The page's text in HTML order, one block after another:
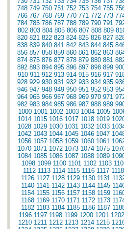
748 749 750 751 752 753 754 755
766 767 768 769 770 771 772 773
784 785 786 787 788 789 790 791
802 803 804 805 806 807 808 809
820 821 822 823 824 825 826 827
838 839 840 841 842 843 844 845
856 857 858 859 860 861 862 863
874 875 876 877 878 879 880 881
892 893 894 895 896 897 898 899
910 911 912 913 914 915 916 917
928 929 930 931 932 933 934 935
946 947 948 949 950 951 952 953
964 965 966 967 968 969 970 971
982 983 984 985 986 987 988 989
1000 1001 1002 1003 1004 1005
1014 1015 1016 1017 1018 1019
1028 1029 1030 1031 1032 1033
1042 1043 1044 1045 1046 1047
1056 1057 1058 1059 1060 1061
1070 1071 1072 1073 1074 1075
1084 1085 1086 1087 1088 1089
1098 1099 1100 1101 1102 1103
1112 1113 1114 1115 1116 1117 1118
1126 1127 1128 1129 1130 1131
1140 1141 1142 1143 1144 1145
1154 1155 1156 1157 1158 1159
1168 1169 1170 1171 1172 1173
1182 1183 1184 1185 1186 1187
1196 1197 1198 1199 1200 1201 1202
1210 1211 1212 1213 1214 1215